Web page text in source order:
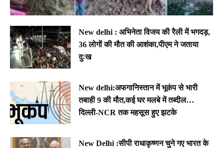
New delhi : अभिनेता विजय की रैली में भगदड़,
36 लोगों की मौत की आशंका,पीएम ने जताया
दुःख
New delhi:अफगानिस्तान में भूकंप से भारी
तबाही 9 की मौत,कई घर मलबे में तब्दील…
दिल्ली-NCR तक महसूस हुए झटके
New Delhi :सीपी राधाकृष्णन चुने गए भारत के